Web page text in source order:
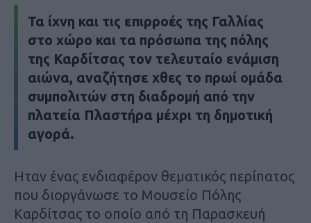
Τα ίχνη και τις επιρροές της Γαλλίας
στο χώρο και τα πρόσωπα της πόλης
της Καρδίτσας τον τελευταίο ενάμιση
αιώνα, αναζήτησε χθες το πρωί ομάδα
συμπολιτών στη διαδρομή από την
πλατεία Πλαστήρα μέχρι τη δημοτική
αγορά.
Ηταν ένας ενδιαφέρον θεματικός περίπατος
που διοργάνωσε το Μουσείο Πόλης
Καρδίτσας το οποίο από τη Παρασκευή